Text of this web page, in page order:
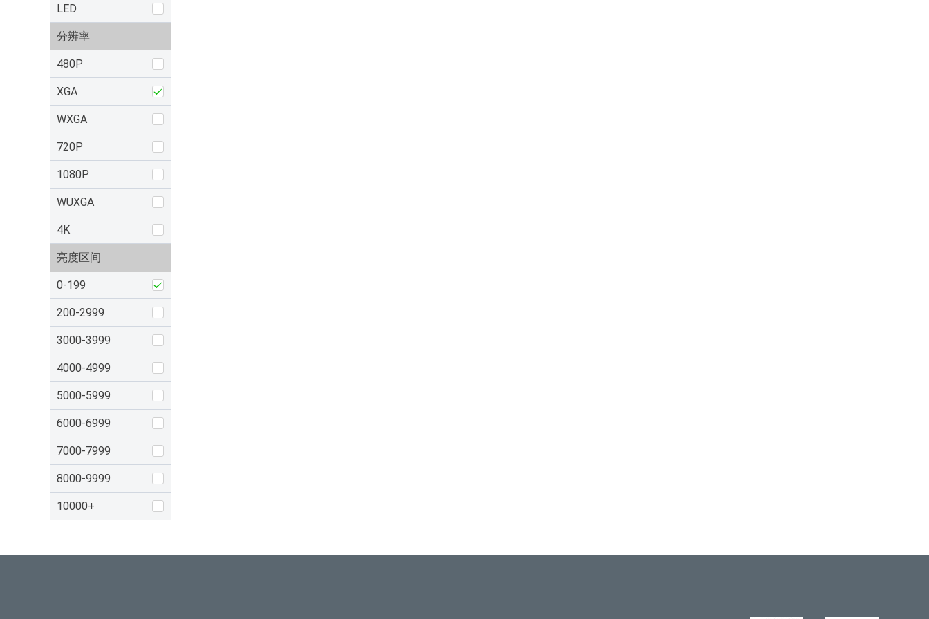
LED
分辨率
480P
XGA
WXGA
720P
1080P
WUXGA
4K
亮度区间
0-199
200-2999
3000-3999
4000-4999
5000-5999
6000-6999
7000-7999
8000-9999
10000+